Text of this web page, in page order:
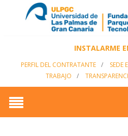
INSTALARME
PERFIL DEL CONTRATANTE / SEDE
TRABAJO
/